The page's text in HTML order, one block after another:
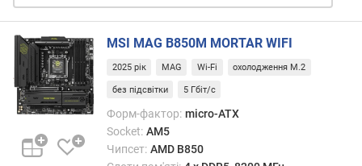
M
.
2
U
.
2
р
MSI MAG B850M MORTAR WIFI
2025 рік MAG Wi-Fi охолодження M.2
без підсвітки 5 Гбіт/с
Форм-фактор: micro-ATX
Socket: AM5
Чипсет: AMD B850